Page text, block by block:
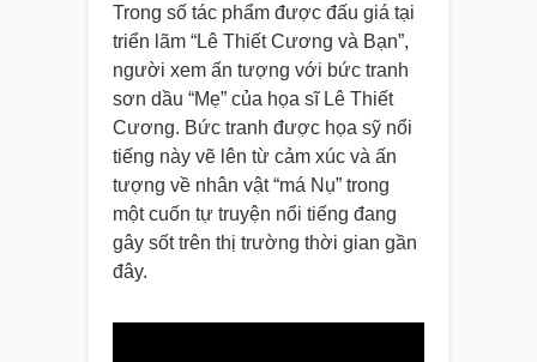
Trong số tác phẩm được đấu giá tại
triển lãm “Lê Thiết Cương và Bạn”,
người xem ấn tượng với bức tranh
sơn dầu “Mẹ” của họa sĩ Lê Thiết
Cương. Bức tranh được họa sỹ nổi
tiếng này vẽ lên từ cảm xúc và ấn
tượng về nhân vật “má Nụ” trong
một cuốn tự truyện nổi tiếng đang
gây sốt trên thị trường thời gian gần
đây.